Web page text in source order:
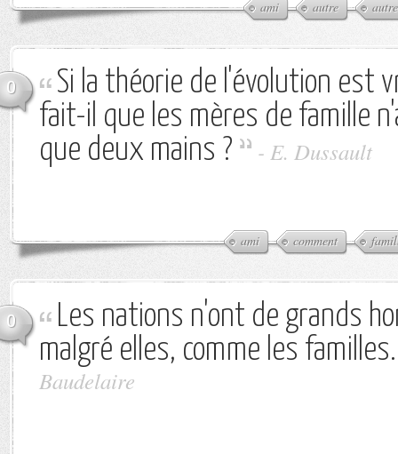
ami autre
0
Si la théorie de l'évolution est
fait-il que les mères de famille
que deux mains ?
- E. Dussault
ami comment
0
Les nations n'ont de grands
malgré elles, comme les familles.
Baudelaire